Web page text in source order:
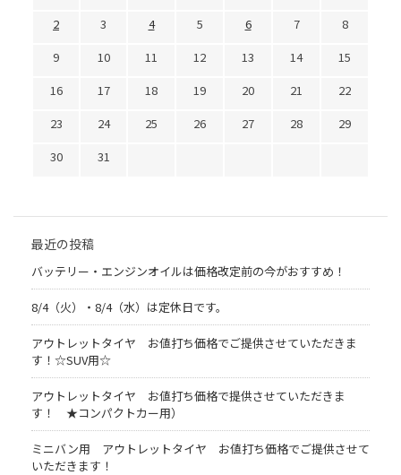
2
3 4 5 6 7
8
9
10 11 12 13 14
15
16
17 18 19 20 21
22
23
24 25 26 27 28
29
30
31
最近の投稿
バッテリー・エンジンオイルは価格改定前の今がおすすめ！
8/4（火）・8/4（水）は定休日です。
アウトレットタイヤ お値打ち価格でご提供させていただきま
す！☆SUV用☆
アウトレットタイヤ お値打ち価格で提供させていただきま
す！ ★コンパクトカー用）
ミニバン用 アウトレットタイヤ お値打ち価格でご提供させて
いただきます！